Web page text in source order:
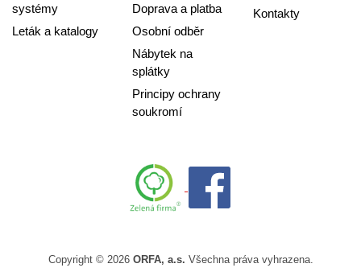
systémy
Leták a katalogy
Doprava a platba
Osobní odběr
Nábytek na
splátky
Principy ochrany
soukromí
Kontakty
Copyright © 2026 ORFA, a.s. Všechna práva vyhrazena.